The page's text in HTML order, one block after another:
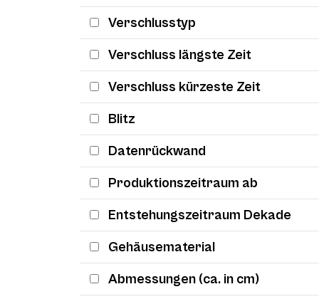
Verschlusstyp
Verschluss längste Zeit
Verschluss kürzeste Zeit
Blitz
Datenrückwand
Produktionszeitraum ab
Entstehungszeitraum Dekade
Gehäusematerial
Abmessungen (ca. in cm)